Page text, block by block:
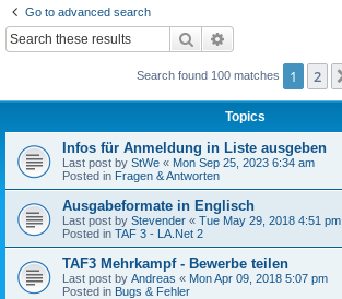
Go to advanced search
Search
Search found 100 matches 1 2
Topics
Infos für Anmeldung in Liste ausgeben
Last post by StWe « Mon Sep 25, 2023 6:34 am
Posted in Fragen & Antworten
Ausgabeformate in Englisch
Last post by Stevender « Tue May 29, 2018 4:51 pm
Posted in TAF 3 - LA.Net 2
TAF3 Mehrkampf - Bewerbe teilen
Last post by Andreas « Mon Apr 09, 2018 5:07 pm
Posted in Bugs & Fehler